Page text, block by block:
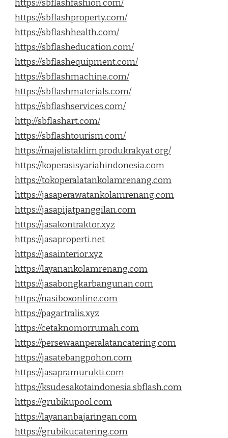
https://sbflashfashion.com/
https://sbflashproperty.com/
https://sbflashhealth.com/
https://sbflasheducation.com/
https://sbflashequipment.com/
https://sbflashmachine.com/
https://sbflashmaterials.com/
https://sbflashservices.com/
http://sbflashart.com/
https://sbflashtourism.com/
https://majelistaklim.produkrakyat.org/
https://koperasisyariahindonesia.com
https://tokoperalatankolamrenang.com
https://jasaperawatankolamrenang.com
https://jasapijatpanggilan.com
https://jasakontraktor.xyz
https://jasaproperti.net
https://jasainterior.xyz
https://layanankolamrenang.com
https://jasabongkarbangunan.com
https://nasiboxonline.com
https://pagartralis.xyz
https://cetaknomorrumah.com
https://persewaanperalatancatering.com
https://jasatebangpohon.com
https://jasapramurukti.com
https://ksudesakotaindonesia.sbflash.com
https://grubikupool.com
https://layananbajaringan.com
https://grubikucatering.com